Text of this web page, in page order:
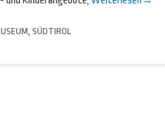
, SÜDTIROL